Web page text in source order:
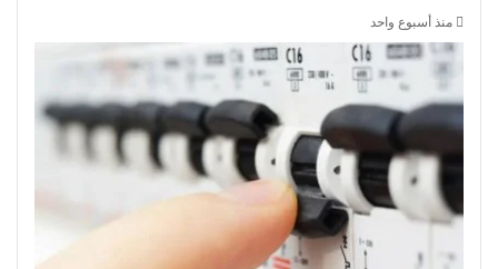
منذ أسبوع واحد